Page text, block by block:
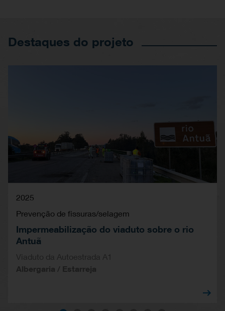
Destaques do projeto
2025
Prevenção de fissuras/selagem
Impermeabilização do viaduto sobre o rio
Antuã
Viaduto da Autoestrada A1
Albergaria / Estarreja